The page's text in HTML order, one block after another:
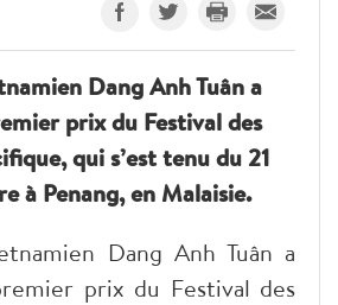
Dang Anh Tuân a
prix du Festival des
qui s’est tenu du 21
à Penang, en Malaisie.
Dang Anh Tuân a
prix du Festival des